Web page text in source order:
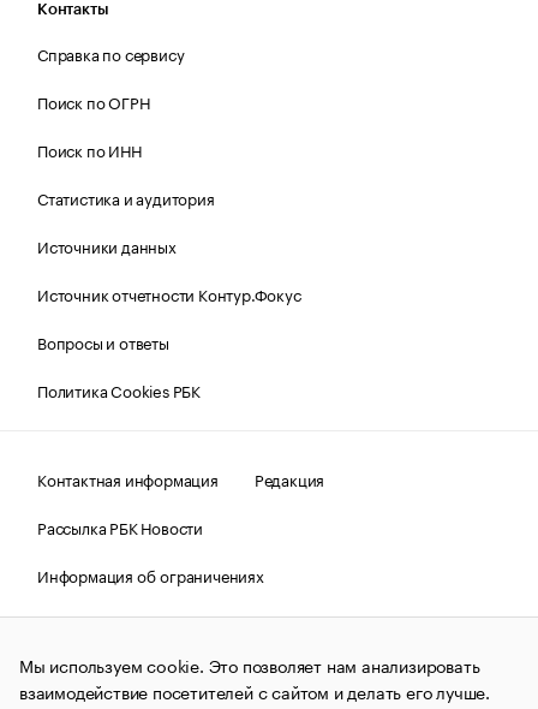
Контакты
Справка по сервису
Поиск по ОГРН
Поиск по ИНН
Статистика и аудитория
Источники данных
Источник отчетности Контур.Фокус
Вопросы и ответы
Политика Cookies РБК
Контактная информация
Редакция
Рассылка РБК Новости
Информация об ограничениях
Правовая информация
О соблюдении авторских прав
© АО «РОСБИЗНЕСКОНСАЛТИНГ»,1995–2026.Сообщения
и материалы информационного агентства «РБК»
Мы используем cookie. Это позволяет нам анализировать
взаимодействие посетителей с сайтом и делать его лучше.